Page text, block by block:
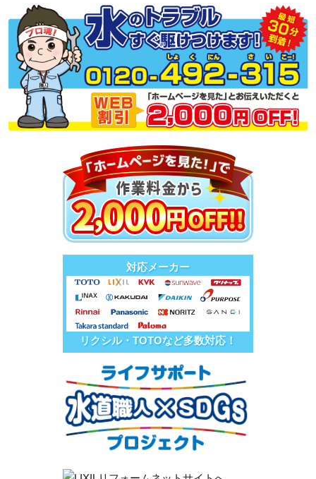
対応メーカー
リクシル・TOTOなど多数対応！